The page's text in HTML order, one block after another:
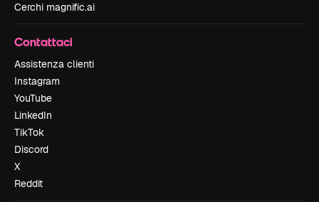
Cerchi magnific.ai
Contattaci
Assistenza clienti
Instagram
YouTube
LinkedIn
TikTok
Discord
X
Reddit